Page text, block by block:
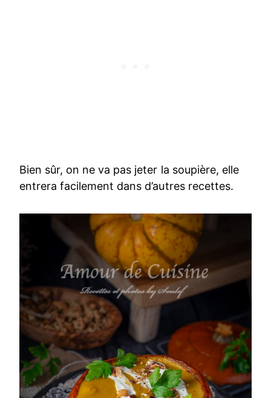
Bien sûr, on ne va pas jeter la soupière, elle
entrera facilement dans d’autres recettes.